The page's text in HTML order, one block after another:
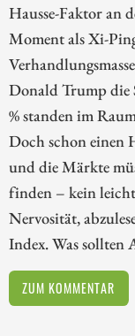
Hausse-Faktor an
Moment als Xi-
Donald Trump die
% standen im
Doch schon einen
und die Märkte
finden – kein
Nervosität,
Index. Was sollten
ZUM KOMMENTAR